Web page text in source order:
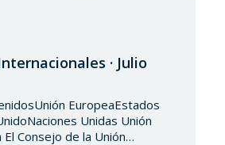
· Julio
EuropeaEstados
Unidas Unión
El Consejo de la Unión